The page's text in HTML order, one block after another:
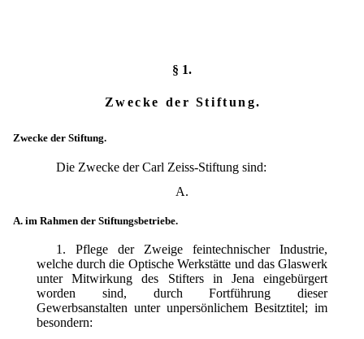
§ 1.
Zwecke der Stiftung.
Zwecke der Stiftung.
Die Zwecke der Carl Zeiss-Stiftung sind:
A.
A. im Rahmen der Stiftungsbetriebe.
1. Pflege der Zweige feintechnischer Industrie,
welche durch die Optische Werkstätte und das Glaswerk
unter Mitwirkung des Stifters in Jena eingebürgert
worden sind, durch Fortführung dieser
Gewerbsanstalten unter unpersönlichem Besitztitel; im
besondern: